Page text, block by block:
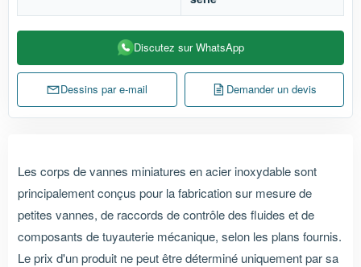
Discutez sur WhatsApp
Dessins par e-mail Demander un devis
Les corps de vannes miniatures en acier inoxydable sont
principalement conçus pour la fabrication sur mesure de
petites vannes, de raccords de contrôle des fluides et de
composants de tuyauterie mécanique, selon les plans fournis.
Le prix d'un produit ne peut être déterminé uniquement par sa